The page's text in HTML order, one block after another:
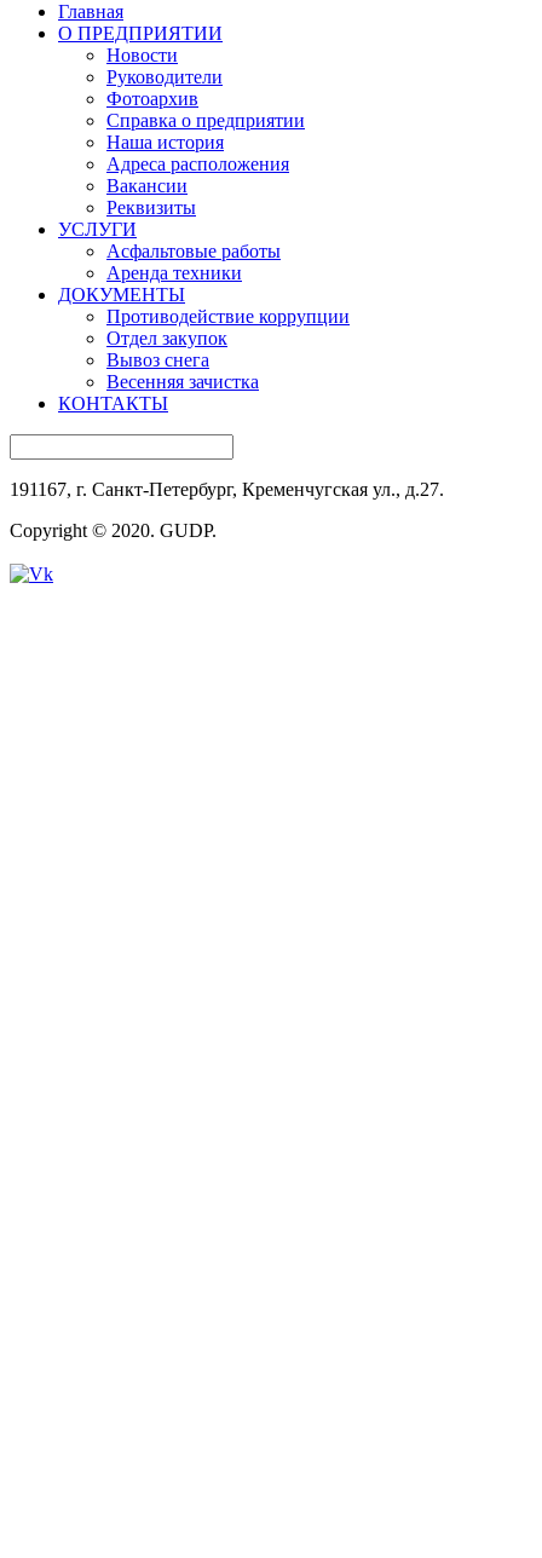
Главная
О ПРЕДПРИЯТИИ
Новости
Руководители
Фотоархив
Справка о предприятии
Наша история
Адреса расположения
Вакансии
Реквизиты
УСЛУГИ
Асфальтовые работы
Аренда техники
ДОКУМЕНТЫ
Противодействие коррупции
Отдел закупок
Вывоз снега
Весенняя зачистка
КОНТАКТЫ
191167, г. Санкт-Петербург, Кременчугская ул., д.27.
Copyright © 2020. GUDP.